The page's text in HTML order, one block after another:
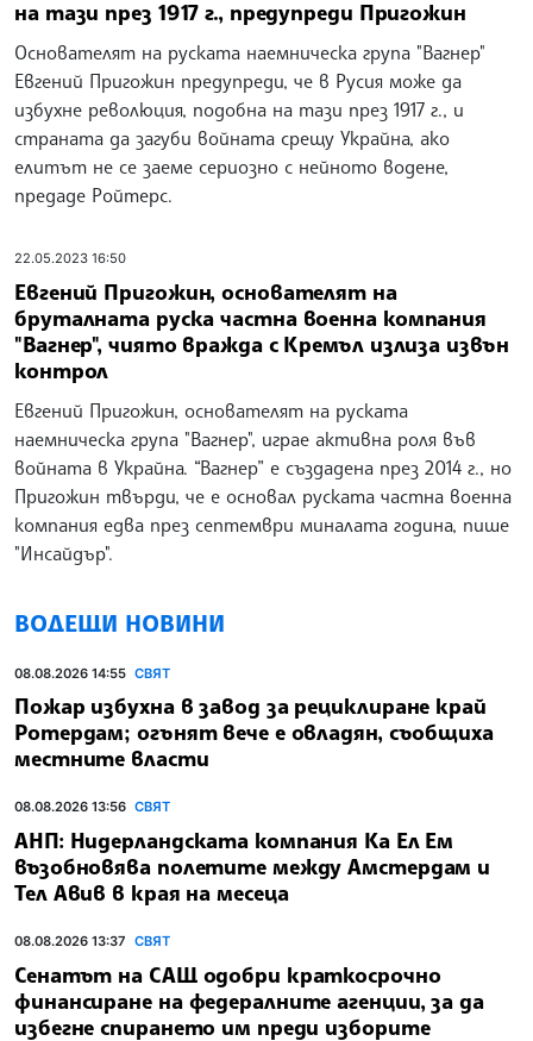
на тази през 1917 г., предупреди Пригожин
Основателят на руската наемническа група "Вагнер"
Евгений Пригожин предупреди, че в Русия може да
избухне революция, подобна на тази през 1917 г., и
страната да загуби войната срещу Украйна, ако
елитът не се заеме сериозно с нейното водене,
предаде Ройтерс.
22.05.2023 16:50
Евгений Пригожин, основателят на
бруталната руска частна военна компания
"Вагнер", чиято вражда с Кремъл излиза извън
контрол
Евгений Пригожин, основателят на руската
наемническа група "Вагнер", играе активна роля във
войната в Украйна. “Вагнер” е създадена през 2014 г., но
Пригожин твърди, че е основал руската частна военна
компания едва през септември миналата година, пише
"Инсайдър".
ВОДЕЩИ НОВИНИ
08.08.2026 14:55 СВЯТ
Пожар избухна в завод за рециклиране край
Ротердам; огънят вече е овладян, съобщиха
местните власти
08.08.2026 13:56 СВЯТ
АНП: Нидерландската компания Ка Ел Ем
възобновява полетите между Амстердам и
Тел Авив в края на месеца
08.08.2026 13:37 СВЯТ
Сенатът на САЩ одобри краткосрочно
финансиране на федералните агенции, за да
избегне спирането им преди изборите